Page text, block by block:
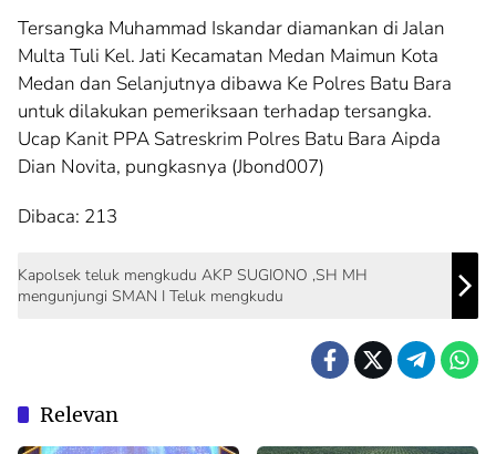
Tersangka Muhammad Iskandar diamankan di Jalan
Multa Tuli Kel. Jati Kecamatan Medan Maimun Kota
Medan dan Selanjutnya dibawa Ke Polres Batu Bara
untuk dilakukan pemeriksaan terhadap tersangka.
Ucap Kanit PPA Satreskrim Polres Batu Bara Aipda
Dian Novita, pungkasnya (Jbond007)
Dibaca: 213
Kapolsek teluk mengkudu AKP SUGIONO ,SH MH
mengunjungi SMAN I Teluk mengkudu
Relevan